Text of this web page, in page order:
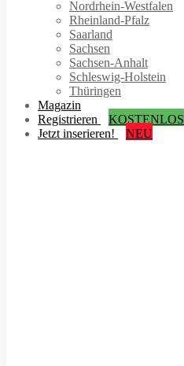
Nordrhein-Westfalen
Rheinland-Pfalz
Saarland
Sachsen
Sachsen-Anhalt
Schleswig-Holstein
Thüringen
Magazin
Registrieren
KOSTENLOS
Jetzt inserieren!
NEU